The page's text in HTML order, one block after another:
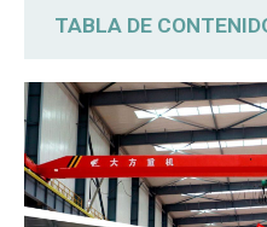
TABLA DE
Comparación
y usadas
Comparación de
de las grúas usadas